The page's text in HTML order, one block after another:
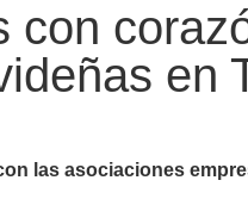
con
en
las asociaciones